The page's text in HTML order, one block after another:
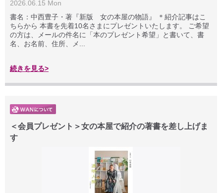
2026.06.15 Mon
書名：中西豊子・著『新版 女の本屋の物語』 ＊紹介記事はこ
ちらから 本書を先着10名さまにプレゼントいたします。 ご希望
の方は、メールの件名に「本のプレゼント希望」と書いて、書
名、お名前、住所、メ...
続きを見る>
＜会員プレゼント＞女の本屋で紹介の著書を差し上げま
す